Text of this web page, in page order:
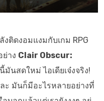
งติดงอมแงมกับเกม RPG
าง Clair Obscur:
มันสดใหม่ ไอเดียเจ๋งจริง!
มันก็มีอะไรหลายอย่างที่